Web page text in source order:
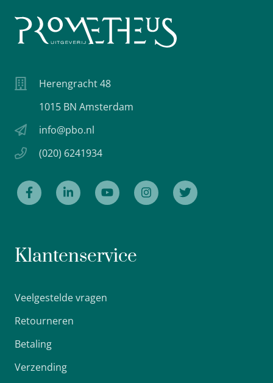
Herengracht 48
1015 BN Amsterdam
info@pbo.nl
(020) 6241934
Klantenservice
Veelgestelde vragen
Retourneren
Betaling
Verzending